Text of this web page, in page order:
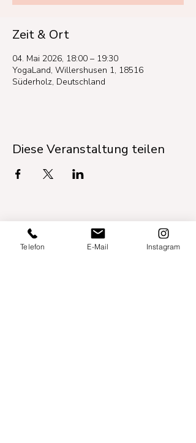
Zeit & Ort
04. Mai 2026, 18:00 – 19:30
YogaLand, Willershusen 1, 18516
Süderholz, Deutschland
Diese Veranstaltung teilen
Telefon E-Mail Instagram